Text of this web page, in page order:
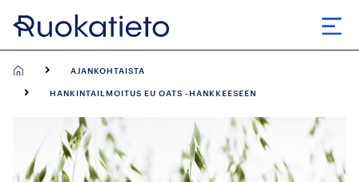
Siirry
suoraan
AJANKOHTAISTA
HANKINTAILMOITUS EU OATS -HANKKEESEEN